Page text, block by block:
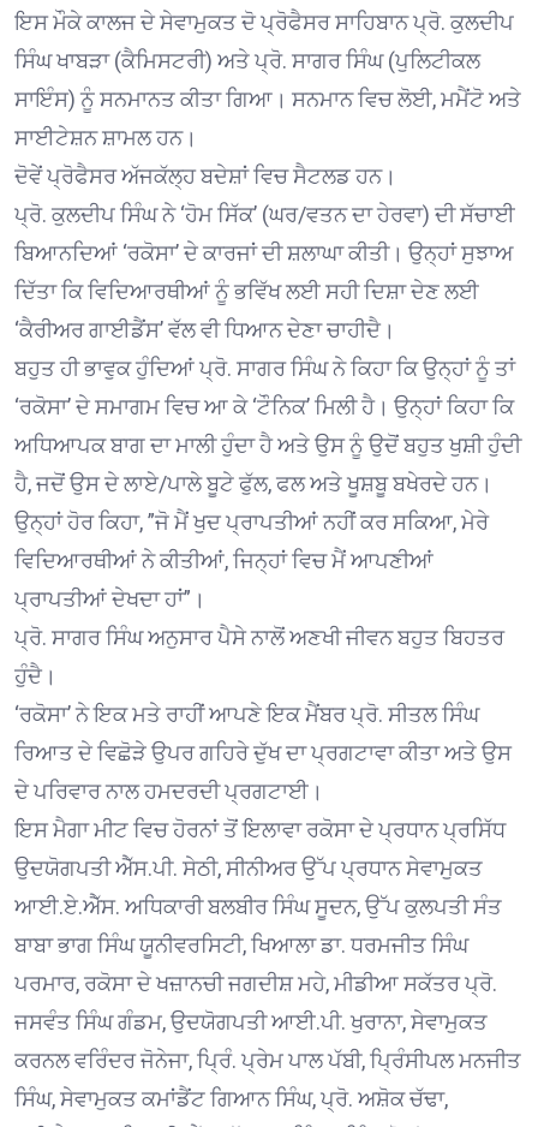
ਇਸ ਮੌਕੇ ਕਾਲਜ ਦੇ ਸੇਵਾਮੁਕਤ ਦੋ ਪ੍ਰੋਫੈਸਰ ਸਾਹਿਬਾਨ ਪ੍ਰੋ. ਕੁਲਦੀਪ
ਸਿੰਘ ਖਾਬੜਾ (ਕੈਮਿਸਟਰੀ) ਅਤੇ ਪ੍ਰੋ. ਸਾਗਰ ਸਿੰਘ (ਪੁਲਿਟੀਕਲ
ਸਾਇੰਸ) ਨੂੰ ਸਨਮਾਨਤ ਕੀਤਾ ਗਿਆ। ਸਨਮਾਨ ਵਿਚ ਲੋਈ, ਮਮੈਂਟੋ ਅਤੇ
ਸਾਈਟੇਸ਼ਨ ਸ਼ਾਮਲ ਹਨ।
ਦੋਵੇਂ ਪ੍ਰੋਫੈਸਰ ਅੱਜਕੱਲ੍ਹ ਬਦੇਸ਼ਾਂ ਵਿਚ ਸੈਟਲਡ ਹਨ।
ਪ੍ਰੋ. ਕੁਲਦੀਪ ਸਿੰਘ ਨੇ ‘ਹੋਮ ਸਿੱਕ’ (ਘਰ/ਵਤਨ ਦਾ ਹੇਰਵਾ) ਦੀ ਸੱਚਾਈ
ਬਿਆਨਦਿਆਂ ‘ਰਕੋਸਾ’ ਦੇ ਕਾਰਜਾਂ ਦੀ ਸ਼ਲਾਘਾ ਕੀਤੀ। ਉਨ੍ਹਾਂ ਸੁਝਾਅ
ਦਿੱਤਾ ਕਿ ਵਿਦਿਆਰਥੀਆਂ ਨੂੰ ਭਵਿੱਖ ਲਈ ਸਹੀ ਦਿਸ਼ਾ ਦੇਣ ਲਈ
‘ਕੈਰੀਅਰ ਗਾਈਡੈਂਸ’ ਵੱਲ ਵੀ ਧਿਆਨ ਦੇਣਾ ਚਾਹੀਦੈ।
ਬਹੁਤ ਹੀ ਭਾਵੁਕ ਹੁੰਦਿਆਂ ਪ੍ਰੋ. ਸਾਗਰ ਸਿੰਘ ਨੇ ਕਿਹਾ ਕਿ ਉਨ੍ਹਾਂ ਨੂੰ ਤਾਂ
‘ਰਕੋਸਾ’ ਦੇ ਸਮਾਗਮ ਵਿਚ ਆ ਕੇ ‘ਟੌਨਿਕ’ ਮਿਲੀ ਹੈ। ਉਨ੍ਹਾਂ ਕਿਹਾ ਕਿ
ਅਧਿਆਪਕ ਬਾਗ ਦਾ ਮਾਲੀ ਹੁੰਦਾ ਹੈ ਅਤੇ ਉਸ ਨੂੰ ਉਦੋਂ ਬਹੁਤ ਖੁਸ਼ੀ ਹੁੰਦੀ
ਹੈ, ਜਦੋਂ ਉਸ ਦੇ ਲਾਏ/ਪਾਲੇ ਬੂਟੇ ਫੁੱਲ, ਫਲ ਅਤੇ ਖੂਸ਼ਬੂ ਬਖੇਰਦੇ ਹਨ।
ਉਨ੍ਹਾਂ ਹੋਰ ਕਿਹਾ, ”ਜੋ ਮੈਂ ਖੁਦ ਪ੍ਰਾਪਤੀਆਂ ਨਹੀਂ ਕਰ ਸਕਿਆ, ਮੇਰੇ
ਵਿਦਿਆਰਥੀਆਂ ਨੇ ਕੀਤੀਆਂ, ਜਿਨ੍ਹਾਂ ਵਿਚ ਮੈਂ ਆਪਣੀਆਂ
ਪ੍ਰਾਪਤੀਆਂ ਦੇਖਦਾ ਹਾਂ”।
ਪ੍ਰੋ. ਸਾਗਰ ਸਿੰਘ ਅਨੁਸਾਰ ਪੈਸੇ ਨਾਲੋਂ ਅਣਖੀ ਜੀਵਨ ਬਹੁਤ ਬਿਹਤਰ
ਹੁੰਦੈ।
‘ਰਕੋਸਾ’ ਨੇ ਇਕ ਮਤੇ ਰਾਹੀਂ ਆਪਣੇ ਇਕ ਮੈਂਬਰ ਪ੍ਰੋ. ਸੀਤਲ ਸਿੰਘ
ਰਿਆਤ ਦੇ ਵਿਛੋੜੇ ਉਪਰ ਗਹਿਰੇ ਦੁੱਖ ਦਾ ਪ੍ਰਗਟਾਵਾ ਕੀਤਾ ਅਤੇ ਉਸ
ਦੇ ਪਰਿਵਾਰ ਨਾਲ ਹਮਦਰਦੀ ਪ੍ਰਗਟਾਈ।
ਇਸ ਮੈਗਾ ਮੀਟ ਵਿਚ ਹੋਰਨਾਂ ਤੋਂ ਇਲਾਵਾ ਰਕੋਸਾ ਦੇ ਪ੍ਰਧਾਨ ਪ੍ਰਸਿੱਧ
ਉਦਯੋਗਪਤੀ ਐੱਸ.ਪੀ. ਸੇਠੀ, ਸੀਨੀਅਰ ਉੱਪ ਪ੍ਰਧਾਨ ਸੇਵਾਮੁਕਤ
ਆਈ.ਏ.ਐੱਸ. ਅਧਿਕਾਰੀ ਬਲਬੀਰ ਸਿੰਘ ਸੂਦਨ, ਉੱਪ ਕੁਲਪਤੀ ਸੰਤ
ਬਾਬਾ ਭਾਗ ਸਿੰਘ ਯੂਨੀਵਰਸਿਟੀ, ਖਿਆਲਾ ਡਾ. ਧਰਮਜੀਤ ਸਿੰਘ
ਪਰਮਾਰ, ਰਕੋਸਾ ਦੇ ਖਜ਼ਾਨਚੀ ਜਗਦੀਸ਼ ਮਹੇ, ਮੀਡੀਆ ਸਕੱਤਰ ਪ੍ਰੋ.
ਜਸਵੰਤ ਸਿੰਘ ਗੰਡਮ, ਉਦਯੋਗਪਤੀ ਆਈ.ਪੀ. ਖੁਰਾਨਾ, ਸੇਵਾਮੁਕਤ
ਕਰਨਲ ਵਰਿੰਦਰ ਜੋਨੇਜਾ, ਪ੍ਰਿੰ. ਪ੍ਰੇਮ ਪਾਲ ਪੱਬੀ, ਪ੍ਰਿੰਸੀਪਲ ਮਨਜੀਤ
ਸਿੰਘ, ਸੇਵਾਮੁਕਤ ਕਮਾਂਡੈਂਟ ਗਿਆਨ ਸਿੰਘ, ਪ੍ਰੋ. ਅਸ਼ੋਕ ਚੱਢਾ,